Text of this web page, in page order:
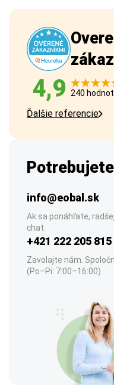
4,9 240
Ďalšie referencie
info@eobal.sk
Ak sa ponáhľate,
chat.
+421 222 205 815
Zavolajte nám.
(Po–Pi: 7:00–16:00)